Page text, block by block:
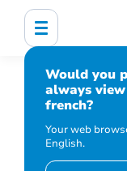
Would you
always
french?
Your web
English.
Accueil
médias
Parc naturel
bâchage